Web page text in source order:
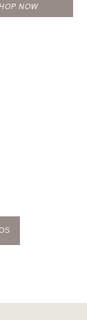
NOW